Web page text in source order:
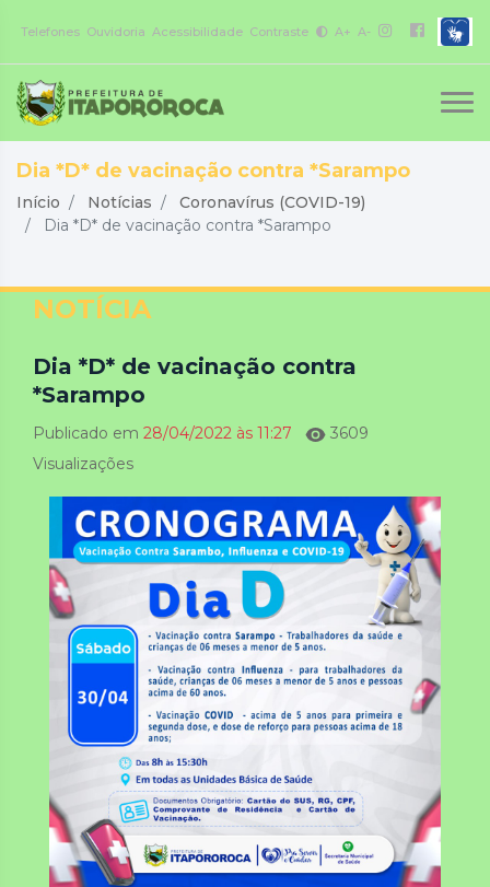
Telefones Ouvidoria Acessibilidade Contraste A+ A-
Dia *D* de vacinação contra *Sarampo
Início Notícias
Coronavírus (COVID-19)
Dia *D* de vacinação contra *Sarampo
NOTÍCIA
Dia *D* de vacinação contra
*Sarampo
Publicado em 28/04/2022 às 11:27
3609
Visualizações